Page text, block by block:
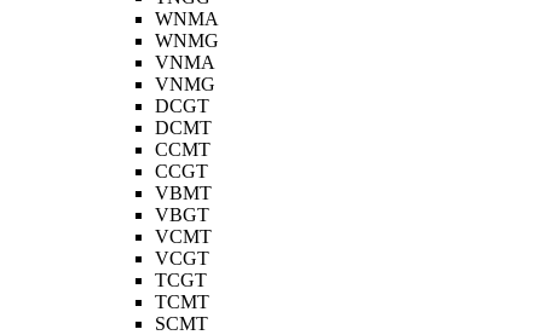
WNMA
WNMG
VNMA
VNMG
DCGT
DCMT
CCMT
CCGT
VBMT
VBGT
VCMT
VCGT
TCGT
TCMT
SCMT